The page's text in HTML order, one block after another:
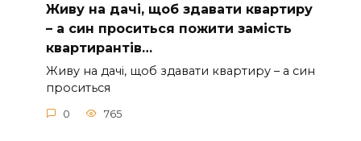
Живу на дачі, щоб здавати квартиру
– а син проситься пожити замість
квартирантів…
Живу на дачі, щоб здавати квартиру – а син
проситься
0 765